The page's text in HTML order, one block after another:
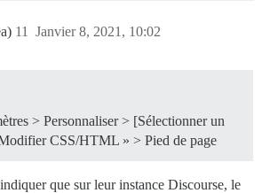
Janvier 8, 2021, 10:02
11
> Personnaliser > [Sélectionner un
CSS/HTML » > Pied de page
que sur leur instance Discourse, le